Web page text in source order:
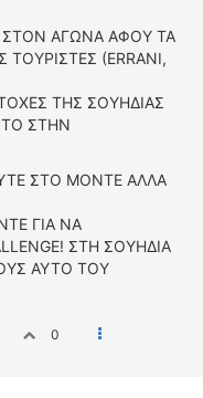
ΣΤΟΝ ΑΓΩΝΑ ΑΦΟΥ ΤΑ
ΤΟΥΡΙΣΤΕΣ (ERRANI,
ΤΗΣ ΣΟΥΗΔΙΑΣ
ΣΤΗΝ
ΣΤΟ ΜΟΝΤΕ ΑΛΛΑ
ΓΙΑ ΝΑ
ΣΤΗ ΣΟΥΗΔΙΑ
ΑΥΤΟ ΤΟΥ
0